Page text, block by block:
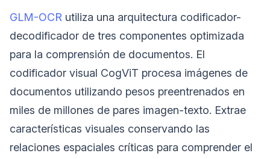
GLM-OCR utiliza una arquitectura codificador-
decodificador de tres componentes optimizada
para la comprensión de documentos. El
codificador visual CogViT procesa imágenes de
documentos utilizando pesos preentrenados en
miles de millones de pares imagen-texto. Extrae
características visuales conservando las
relaciones espaciales críticas para comprender el